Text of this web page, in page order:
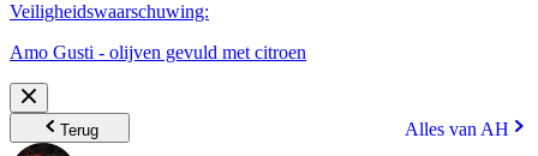
Veiligheidswaarschuwing:
Amo Gusti - olijven gevuld met citroen
Terug Alles van AH